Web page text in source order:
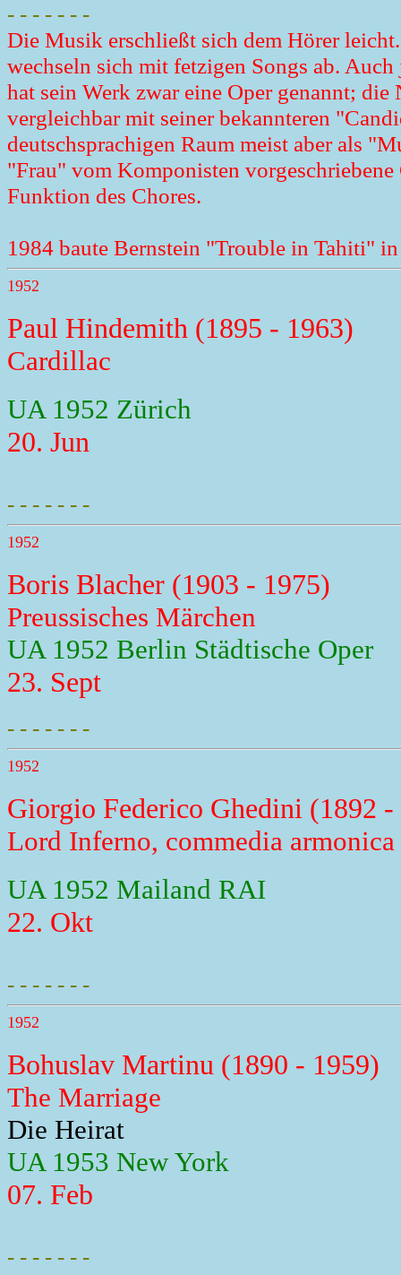
- - - - - - -
Die Musik erschließt sich dem Hörer
wechseln sich mit fetzigen Songs ab.
hat sein Werk zwar eine Oper genannt;
vergleichbar mit seiner bekannteren
deutschsprachigen Raum meist aber als
"Frau" vom Komponisten
Funktion des Chores.
1984 baute Bernstein "Trouble in Tahiti"
1952
Paul Hindemith (1895 - 1963)
Cardillac
UA 1952 Zürich
20. Jun
- - - - - - -
1952
Boris Blacher (1903 - 1975)
Preussisches Märchen
UA 1952 Berlin Städtische Oper
23. Sept
- - - - - - -
1952
Giorgio Federico Ghedini (1892 -
Lord Inferno, commedia armonica
UA 1952 Mailand RAI
22. Okt
- - - - - - -
1952
Bohuslav Martinu (1890 - 1959)
The Marriage
Die Heirat
UA 1953 New York
07. Feb
- - - - - - -